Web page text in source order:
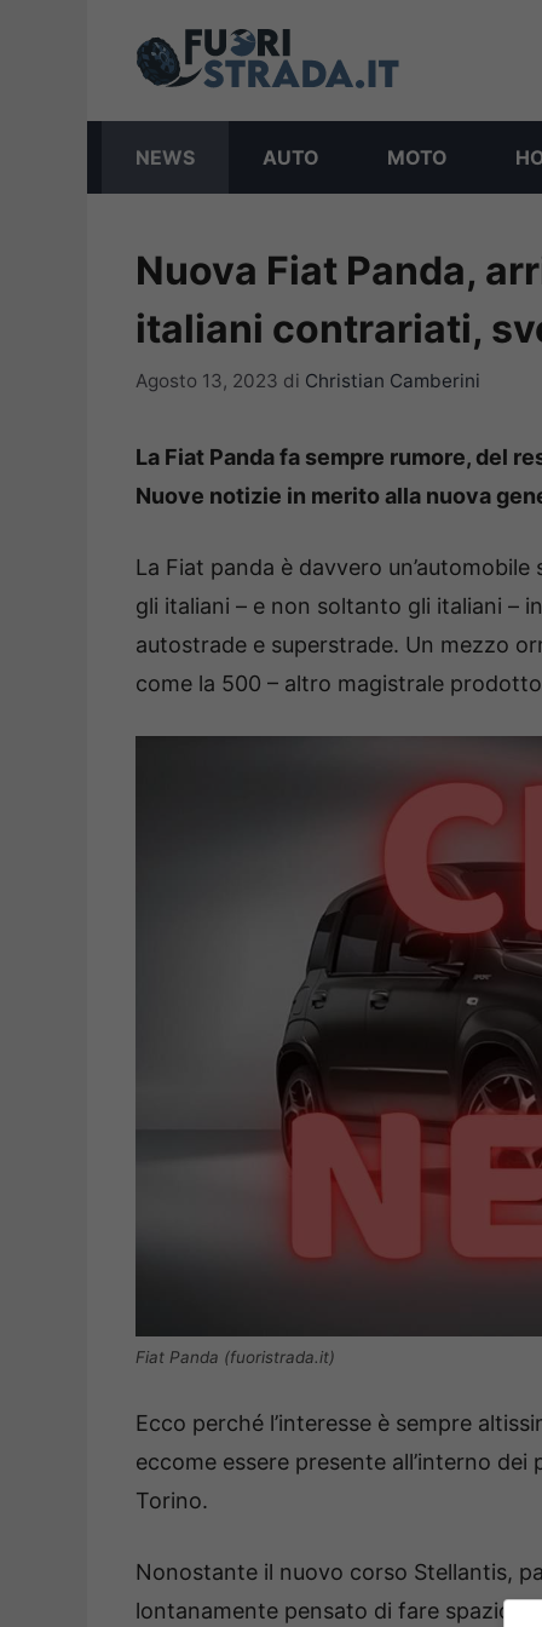
NEWS AUTO MOTO
Nuova Fiat Panda,
italiani contrariati,
Agosto 13, 2023 di Christian Camberini
La Fiat Panda fa sempre rumore, del
Nuove notizie in merito alla nuova
La Fiat panda è davvero
gli italiani – e non soltanto gli italiani –
autostrade e superstrade. Un mezzo
come la 500 – altro magistrale
Fiat Panda (fuoristrada.it)
Ecco perché l’interesse è sempre
eccome essere presente all’interno dei
Torino.
Nonostante il nuovo corso Stellantis,
lontanamente pensato di fare spazio